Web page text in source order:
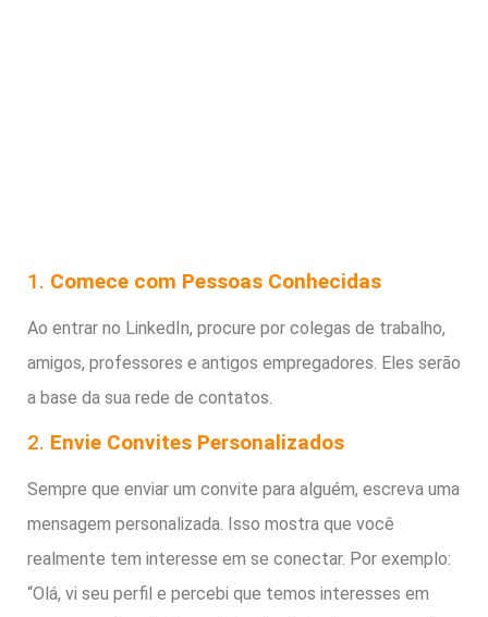
1. Comece com Pessoas Conhecidas
Ao entrar no LinkedIn, procure por colegas de trabalho,
amigos, professores e antigos empregadores. Eles serão
a base da sua rede de contatos.
2. Envie Convites Personalizados
Sempre que enviar um convite para alguém, escreva uma
mensagem personalizada. Isso mostra que você
realmente tem interesse em se conectar. Por exemplo:
“Olá, vi seu perfil e percebi que temos interesses em